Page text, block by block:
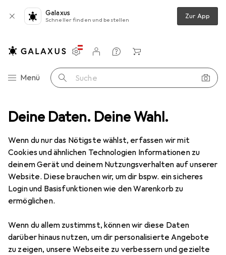
Deine Daten. Deine Wahl.
Wenn du nur das Nötigste wählst, erfassen wir mit
Cookies und ähnlichen Technologien Informationen zu
deinem Gerät und deinem Nutzungsverhalten auf unserer
Website. Diese brauchen wir, um dir bspw. ein sicheres
Login und Basisfunktionen wie den Warenkorb zu
ermöglichen.
Wenn du allem zustimmst, können wir diese Daten
darüber hinaus nutzen, um dir personalisierte Angebote
zu zeigen, unsere Webseite zu verbessern und gezielte
Galaxus
Schneller finden und bestellen Zur App
Navigation nach Kategorien
Menü Suche
Einstellungen
Kundenkonto
Vergleichslisten
Merklisten
Warenkorb
Malinos
Kategorien anzeigen
Diese Marke gefällt mir